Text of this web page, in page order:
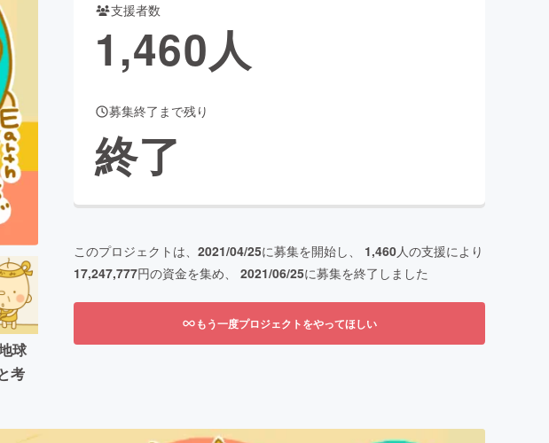
ビューティー・ヘルスケア
Creation
コミュニティ
球
考
支援者数
1,460人
募集終了まで残り
終了
このプロジェクトは、 2021/04/25に募集を開始し、 1,460人の支援により
17,247,777円の資金を集め、 2021/06/25に募集を終了しました
もう一度プロジェクトをやってほしい